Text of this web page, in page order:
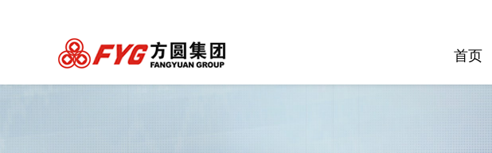
首页